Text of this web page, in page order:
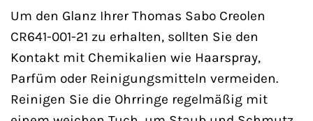
Um den Glanz Ihrer Thomas Sabo Creolen
CR641-001-21 zu erhalten, sollten Sie den
Kontakt mit Chemikalien wie Haarspray,
Parfüm oder Reinigungsmitteln vermeiden.
Reinigen Sie die Ohrringe regelmäßig mit